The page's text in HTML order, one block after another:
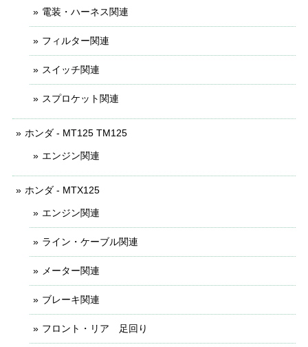
電装・ハーネス関連
フィルター関連
スイッチ関連
スプロケット関連
ホンダ - MT125 TM125
エンジン関連
ホンダ - MTX125
エンジン関連
ライン・ケーブル関連
メーター関連
ブレーキ関連
フロント・リア 足回り